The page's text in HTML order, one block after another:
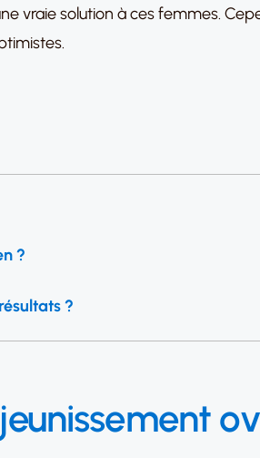
vraie solution à ces femmes.
?
?